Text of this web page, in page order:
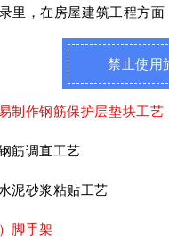
里，在房屋建筑工程方面
禁止使用
制作钢筋保护层垫块工艺
筋调直工艺
泥砂浆粘贴工艺
脚手架